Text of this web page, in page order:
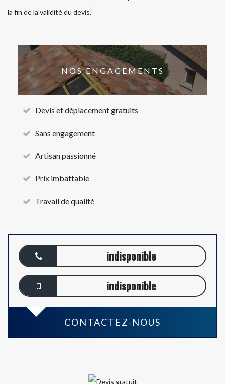
la fin de la validité du devis.
NOS ENGAGEMENTS
Devis et déplacement gratuits
Sans engagement
Artisan passionné
Prix imbattable
Travail de qualité
indisponible
indisponible
CONTACTEZ-NOUS